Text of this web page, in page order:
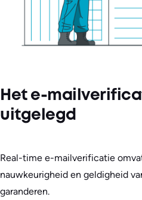
Het e-
uitgelegd
Real-time e-mailverificatie
nauwkeurigheid en geldigheid
garanderen.